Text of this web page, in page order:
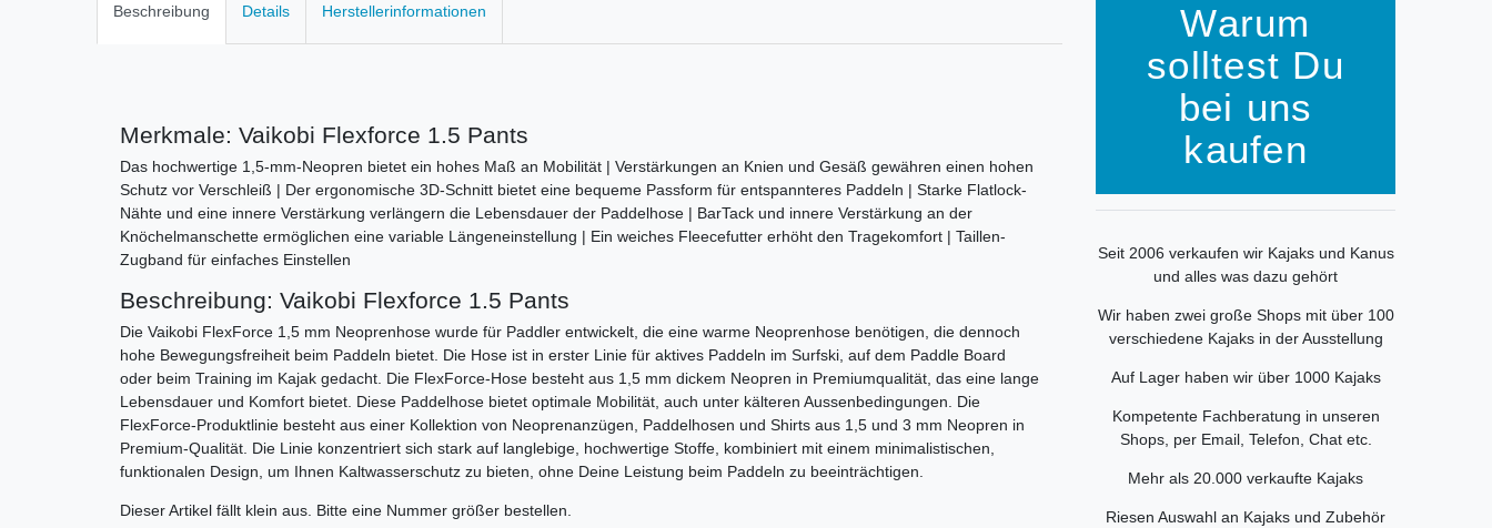
Beschreibung Details Herstellerinformationen
Merkmale: Vaikobi Flexforce 1.5 Pants
Das hochwertige 1,5-mm-Neopren bietet ein hohes Maß an Mobilität | Verstärkungen an Knien und Gesäß gewähren einen hohen
Schutz vor Verschleiß | Der ergonomische 3D-Schnitt bietet eine bequeme Passform für entspannteres Paddeln | Starke Flatlock-
Nähte und eine innere Verstärkung verlängern die Lebensdauer der Paddelhose | BarTack und innere Verstärkung an der
Knöchelmanschette ermöglichen eine variable Längeneinstellung | Ein weiches Fleecefutter erhöht den Tragekomfort | Taillen-
Zugband für einfaches Einstellen
Beschreibung: Vaikobi Flexforce 1.5 Pants
Die Vaikobi FlexForce 1,5 mm Neoprenhose wurde für Paddler entwickelt, die eine warme Neoprenhose benötigen, die dennoch
hohe Bewegungsfreiheit beim Paddeln bietet. Die Hose ist in erster Linie für aktives Paddeln im Surfski, auf dem Paddle Board
oder beim Training im Kajak gedacht. Die FlexForce-Hose besteht aus 1,5 mm dickem Neopren in Premiumqualität, das eine lange
Lebensdauer und Komfort bietet. Diese Paddelhose bietet optimale Mobilität, auch unter kälteren Aussenbedingungen. Die
FlexForce-Produktlinie besteht aus einer Kollektion von Neoprenanzügen, Paddelhosen und Shirts aus 1,5 und 3 mm Neopren in
Premium-Qualität. Die Linie konzentriert sich stark auf langlebige, hochwertige Stoffe, kombiniert mit einem minimalistischen,
funktionalen Design, um Ihnen Kaltwasserschutz zu bieten, ohne Deine Leistung beim Paddeln zu beeinträchtigen.
Dieser Artikel fällt klein aus. Bitte eine Nummer größer bestellen.
Warum
solltest Du
bei uns
kaufen
Seit 2006 verkaufen wir Kajaks und Kanus
und alles was dazu gehört
Wir haben zwei große Shops mit über 100
verschiedene Kajaks in der Ausstellung
Auf Lager haben wir über 1000 Kajaks
Kompetente Fachberatung in unseren
Shops, per Email, Telefon, Chat etc.
Mehr als 20.000 verkaufte Kajaks
Riesen Auswahl an Kajaks und Zubehör